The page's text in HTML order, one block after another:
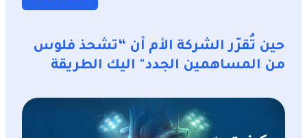
حين تُقرّر الشركة الأم أن “تشحذ فلوس
من المساهمين الجدد" اليك الطريقة